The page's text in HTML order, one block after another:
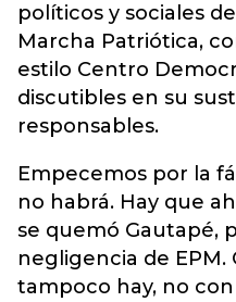
políticos y sociales
Marcha Patriótica,
estilo Centro
discutibles en su
responsables.
Empecemos por la
no habrá. Hay que
se quemó Gautapé,
negligencia de EPM.
tampoco hay, no